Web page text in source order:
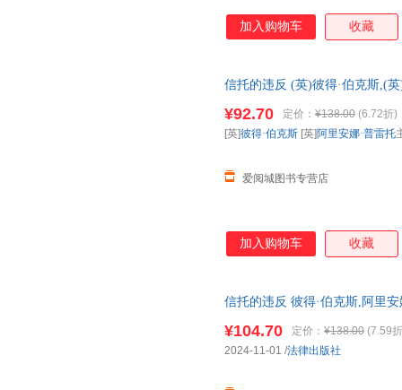
加入购物车 收藏
信托的违反 (英)彼得·伯克斯,(
¥92.70 定价： ¥138.00 (6.72折)
爱阅城图书专营店
[英]彼得·伯克斯 [英]阿里安娜·普雷托
加入购物车 收藏
信托的违反 彼得·伯克斯,阿里安
¥104.70 定价： ¥138.00 (7.59
2024-11-01 /法律出版社